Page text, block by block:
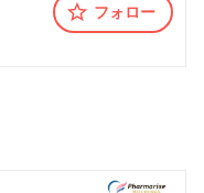
フォロー